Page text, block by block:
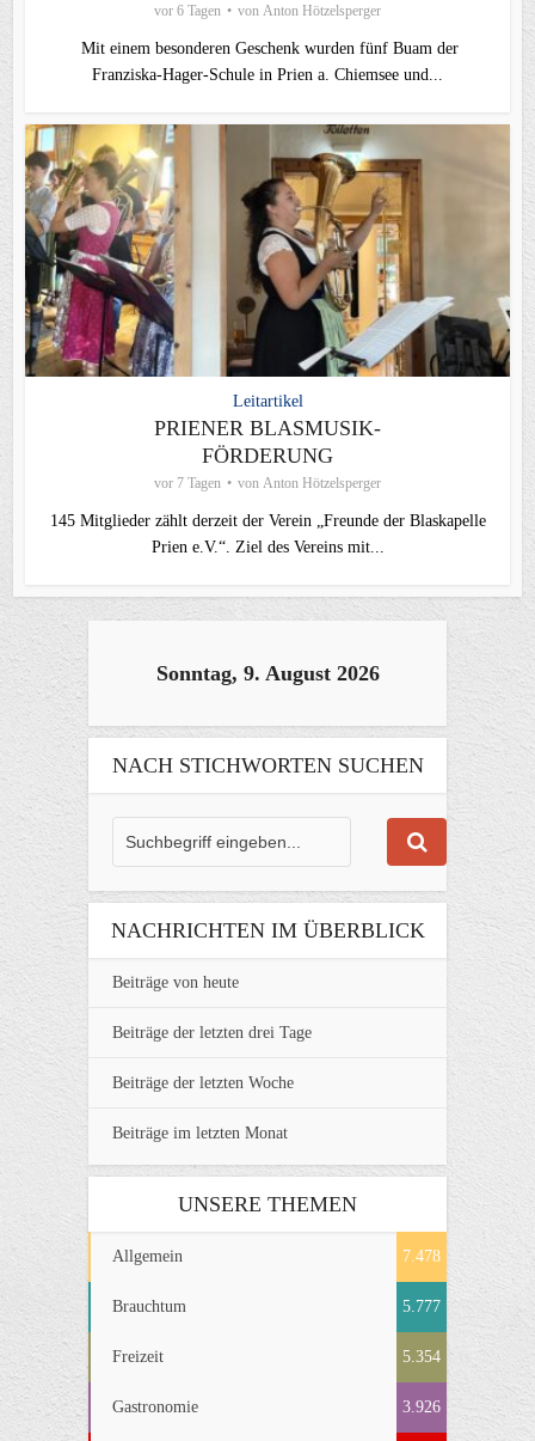
vor 6 Tagen von Anton Hötzelsperger
Mit einem besonderen Geschenk wurden fünf Buam der
Franziska-Hager-Schule in Prien a. Chiemsee und...
Leitartikel
PRIENER BLASMUSIK-
FÖRDERUNG
vor 7 Tagen von Anton Hötzelsperger
145 Mitglieder zählt derzeit der Verein „Freunde der Blaskapelle
Prien e.V.“. Ziel des Vereins mit...
Sonntag, 9. August 2026
NACH STICHWORTEN SUCHEN
NACHRICHTEN IM ÜBERBLICK
Beiträge von heute
Beiträge der letzten drei Tage
Beiträge der letzten Woche
Beiträge im letzten Monat
UNSERE THEMEN
Allgemein 7.478
Brauchtum 5.777
Freizeit 5.354
Gastronomie 3.926